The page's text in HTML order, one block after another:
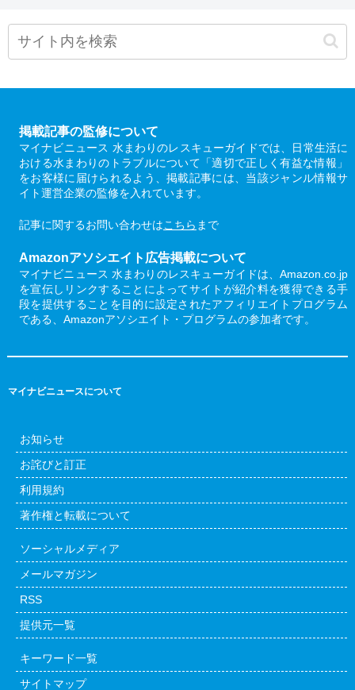
掲載記事の監修について
マイナビニュース 水まわりのレスキューガイドでは、日常生活に
おける水まわりのトラブルについて「適切で正しく有益な情報」
をお客様に届けられるよう、掲載記事には、当該ジャンル情報サ
イト運営企業の監修を入れています。
記事に関するお問い合わせはこちら まで
Amazonアソシエイト広告掲載について
マイナビニュース 水まわりのレスキューガイドは、Amazon.co.jp
を宣伝しリンクすることによってサイトが紹介料を獲得できる手
段を提供することを目的に設定されたアフィリエイトプログラム
である、Amazonアソシエイト・プログラムの参加者です。
マイナビニュースについて
お知らせ
お詫びと訂正
利用規約
著作権と転載について
ソーシャルメディア
メールマガジン
RSS
提供元一覧
キーワード一覧
サイトマップ